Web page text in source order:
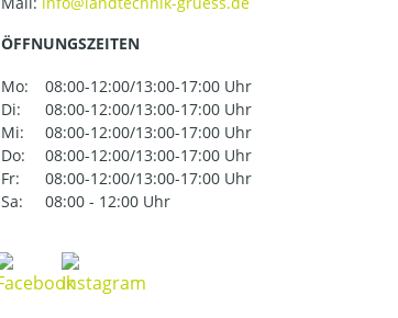
ÖFFNUNGSZEITEN
Mo:
08:00-12:00/13:00-17:00 Uhr
Di:
08:00-12:00/13:00-17:00 Uhr
Mi:
08:00-12:00/13:00-17:00 Uhr
Do:
08:00-12:00/13:00-17:00 Uhr
Fr:
08:00-12:00/13:00-17:00 Uhr
Sa:
08:00 - 12:00 Uhr